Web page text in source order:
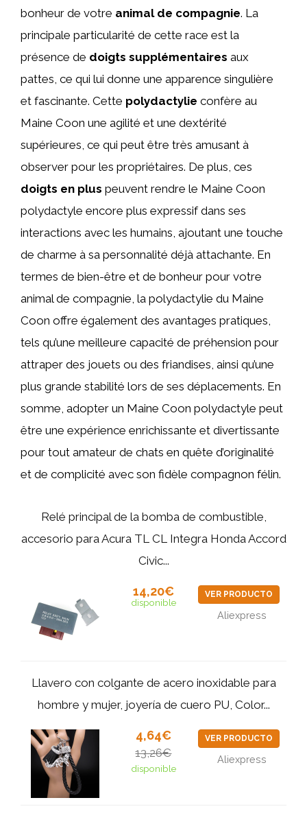
bonheur de votre animal de compagnie. La
principale particularité de cette race est la
présence de doigts supplémentaires aux
pattes, ce qui lui donne une apparence singulière
et fascinante. Cette polydactylie confère au
Maine Coon une agilité et une dextérité
supérieures, ce qui peut être très amusant à
observer pour les propriétaires. De plus, ces
doigts en plus peuvent rendre le Maine Coon
polydactyle encore plus expressif dans ses
interactions avec les humains, ajoutant une touche
de charme à sa personnalité déjà attachante. En
termes de bien-être et de bonheur pour votre
animal de compagnie, la polydactylie du Maine
Coon offre également des avantages pratiques,
tels qu’une meilleure capacité de préhension pour
attraper des jouets ou des friandises, ainsi qu’une
plus grande stabilité lors de ses déplacements. En
somme, adopter un Maine Coon polydactyle peut
être une expérience enrichissante et divertissante
pour tout amateur de chats en quête d’originalité
et de complicité avec son fidèle compagnon félin.
Relé principal de la bomba de combustible,
accesorio para Acura TL CL Integra Honda Accord
Civic...
14,20€
disponible
VER PRODUCTO
Aliexpress
Llavero con colgante de acero inoxidable para
hombre y mujer, joyería de cuero PU, Color...
4,64€
13,26€
disponible
VER PRODUCTO
Aliexpress